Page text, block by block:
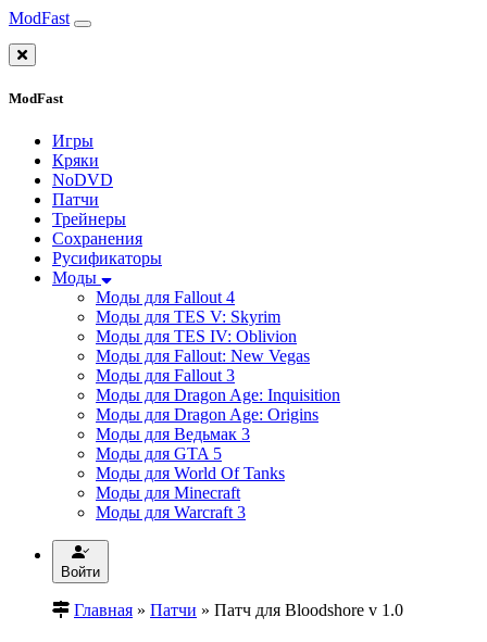
ModFast
ModFast
Игры
Кряки
NoDVD
Патчи
Трейнеры
Сохранения
Русификаторы
Моды
Моды для Fallout 4
Моды для TES V: Skyrim
Моды для TES IV: Oblivion
Моды для Fallout: New Vegas
Моды для Fallout 3
Моды для Dragon Age: Inquisition
Моды для Dragon Age: Origins
Моды для Ведьмак 3
Моды для GTA 5
Моды для World Of Tanks
Моды для Minecraft
Моды для Warcraft 3
Войти
Главная » Патчи » Патч для Bloodshore v 1.0